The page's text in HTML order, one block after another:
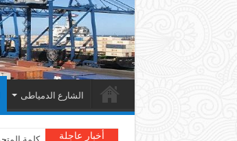
الشارع الدمياطى
أخبار عاجلة